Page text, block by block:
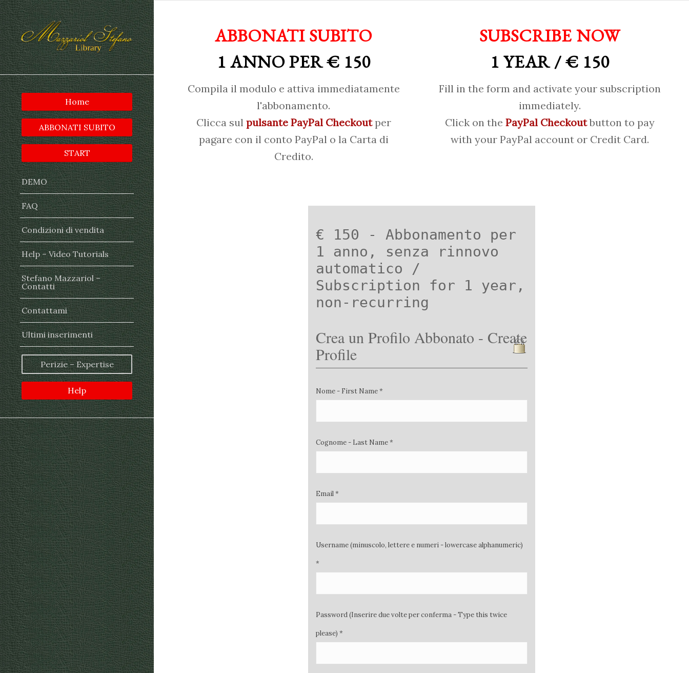
Home
ABBONATI SUBITO
START
DEMO
FAQ
Condizioni di vendita
Help – Video Tutorials
Stefano Mazzariol –
Contatti
Contattami
Ultimi inserimenti
Perizie – Expertise
Help
ABBONATI SUBITO
1 ANNO PER € 150
Compila il modulo e attiva immediatamente
l'abbonamento.
Clicca sul pulsante PayPal Checkoutper
pagare con il conto PayPal o la Carta di
Credito.
SUBSCRIBE NOW
1 YEAR / € 150
Fill in the form and activate your subscription
immediately.
Click on the PayPal Checkoutbutton to pay
with your PayPal account or Credit Card.
€ 150 - Abbonamento per
1 anno, senza rinnovo
automatico /
Subscription for 1 year,
non-recurring
Crea un Profilo Abbonato - Create
Profile
Nome - First Name *
Cognome - Last Name *
Email *
Username (minuscolo, lettere e numeri - lowercase alphanumeric)
*
Password (Inserire due volte per conferma - Type this twice
please) *